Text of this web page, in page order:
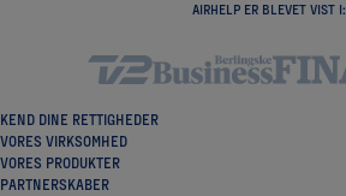
AIRHELP ER BLEVET VIST I:
KEND DINE RETTIGHEDER
VORES VIRKSOMHED
VORES PRODUKTER
PARTNERSKABER